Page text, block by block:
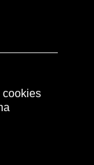
cookies